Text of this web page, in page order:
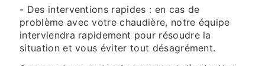
- Des interventions rapides : en cas de
problème avec votre chaudière, notre équipe
interviendra rapidement pour résoudre la
situation et vous éviter tout désagrément.